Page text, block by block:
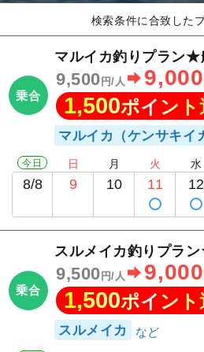
検索条件に合致した
乗合
マルイカ釣りプラン
9,500 円/人 9,000
1,500ポイント
マルイカ（ケンサキイ
今日
8/8
日
9
月
10
火
11
水
12
乗合
スルメイカ釣りプラ
9,500 円/人 9,000
1,500ポイント
スルメイカ